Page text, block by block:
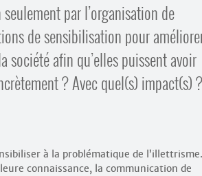
par l’organisation de
de sensibilisation pour
société afin qu’elles puissent avoir
? Avec quel(s) impact(s) ?
à la problématique de l’illettrisme.
connaissance, la communication de